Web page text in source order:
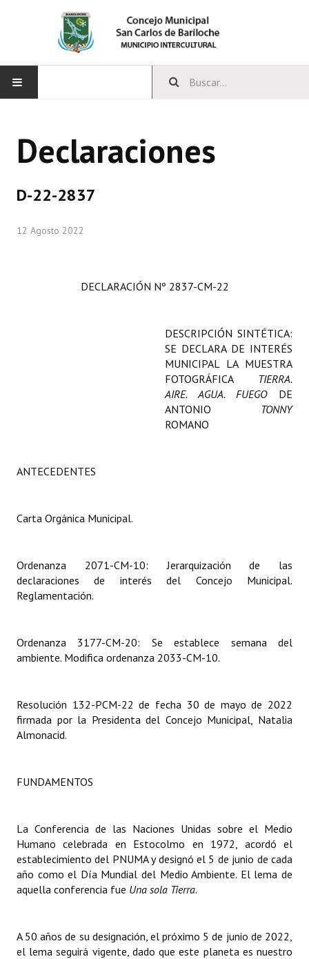
CONCEJO
Comisiones Permanentes
Reglamento Interno
Organigrama
DOCUMENTOS
Informes de Gestión
Dictámenes Asesoría Letrada
Informes de Unidad Coordinadora
Ejecución Presupuestaria
NORMATIVA
Declaraciones
Resoluciones
INSTITUCIONAL
Declaraciones
D-22-2837
12 Agosto 2022
DECLARACIÓN Nº 2837-CM-22
DESCRIPCIÓN SINTÉTICA:
SE DECLARA DE INTERÉS
MUNICIPAL LA MUESTRA
FOTOGRÁFICA TIERRA.
AIRE. AGUA. FUEGODE
ANTONIO TONNY
ROMANO
ANTECEDENTES
Carta Orgánica Municipal.
Ordenanza 2071-CM-10: Jerarquización de las
declaraciones de interés del Concejo Municipal.
Reglamentación.
Ordenanza 3177-CM-20: Se establece semana del
ambiente. Modifica ordenanza 2033-CM-10.
Resolución 132-PCM-22 de fecha 30 de mayo de 2022
firmada por la Presidenta del Concejo Municipal, Natalia
Almonacid.
FUNDAMENTOS
La Conferencia de las Naciones Unidas sobre el Medio
Humano celebrada en Estocolmo en 1972, acordó el
establecimiento del PNUMA y designó el 5 de junio de cada
año como el Día Mundial del Medio Ambiente. El lema de
aquella conferencia fue Una sola Tierra.
A 50 años de su designación, el próximo 5 de junio de 2022,
el lema seguirá vigente, dado que este planeta es nuestro